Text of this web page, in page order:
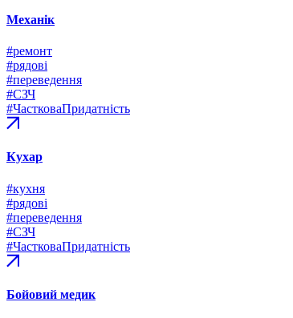
Механік
#ремонт
#рядові
#переведення
#СЗЧ
#ЧастковаПридатність
Кухар
#кухня
#рядові
#переведення
#СЗЧ
#ЧастковаПридатність
Бойовий медик